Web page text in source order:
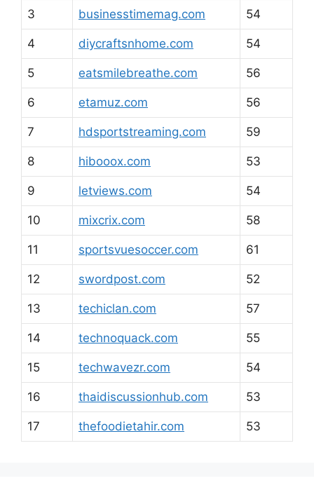
3 businesstimemag.com 54
4 diycraftsnhome.com 54
5 eatsmilebreathe.com 56
6 etamuz.com 56
7 hdsportstreaming.com 59
8 hibooox.com 53
9 letviews.com 54
10 mixcrix.com 58
11 sportsvuesoccer.com 61
12 swordpost.com 52
13 techiclan.com 57
14 technoquack.com 55
15 techwavezr.com 54
16 thaidiscussionhub.com 53
17 thefoodietahir.com 53